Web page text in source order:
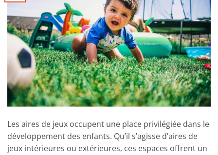
Les aires de jeux occupent une place privilégiée dans le
développement des enfants. Qu’il s’agisse d’aires de
jeux intérieures ou extérieures, ces espaces offrent un